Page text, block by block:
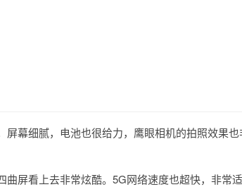
幕细腻，电池也很给力，鹰眼相机的拍照效果也
屏看上去非常炫酷。5G网络速度也超快，非常